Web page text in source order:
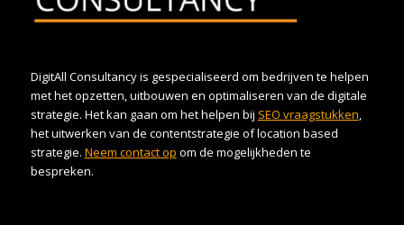
DigitAll Consultancy is gespecialiseerd om bedrijven te helpen
met het opzetten, uitbouwen en optimaliseren van de digitale
strategie. Het kan gaan om het helpen bij SEO vraagstukken,
het uitwerken van de contentstrategie of location based
strategie. Neem contact op om de mogelijkheden te
bespreken.